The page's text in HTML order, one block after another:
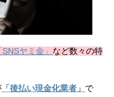
SNSヤミ金」 など数々の特
「後払い現金化業者」 で